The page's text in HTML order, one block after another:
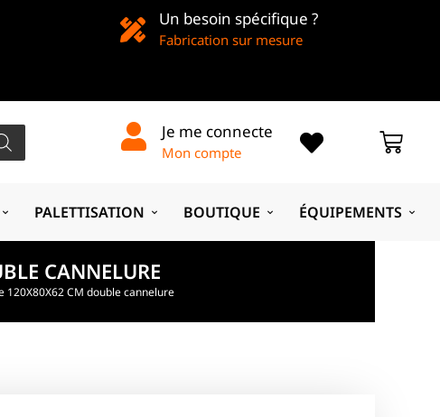
Un besoin spécifique ?
Fabrication sur mesure
Je me connecte
Mon compte
PALETTISATION BOUTIQUE ÉQUIPEMENTS
CANNELURE
120X80X62 CM double cannelure